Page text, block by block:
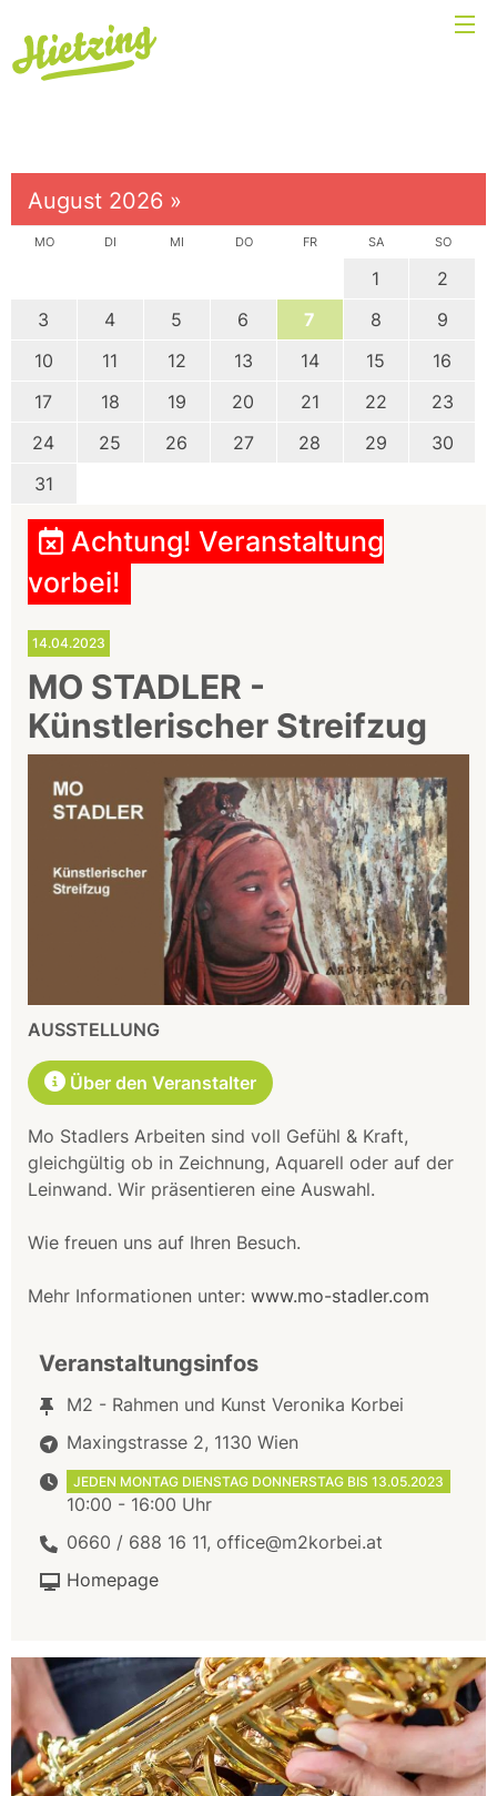
August 2026 »
MO DI MI DO FR SA SO
1
2
3
4 5 6 7 8
9
10
11 12 13 14 15
16
17
18 19 20 21 22
23
24
25 26 27 28 29
30
31
Achtung! Veranstaltung
vorbei!
14.04.2023
MO STADLER -
Künstlerischer Streifzug
AUSSTELLUNG
Über den Veranstalter
Mo Stadlers Arbeiten sind voll Gefühl & Kraft,
gleichgültig ob in Zeichnung, Aquarell oder auf der
Leinwand. Wir präsentieren eine Auswahl.
Wie freuen uns auf Ihren Besuch.
Mehr Informationen unter: www.mo-stadler.com
Veranstaltungsinfos
M2 - Rahmen und Kunst Veronika Korbei
Maxingstrasse 2, 1130 Wien
JEDEN MONTAG DIENSTAG DONNERSTAG BIS 13.05.2023
10:00 - 16:00 Uhr
0660 / 688 16 11, office@m2korbei.at
Homepage